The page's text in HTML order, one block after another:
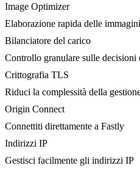
Image Optimizer
Elaborazione rapida delle
Bilanciatore del carico
Controllo granulare sulle decisioni
Crittografia TLS
Riduci la complessità della
Origin Connect
Connettiti direttamente a Fastly
Indirizzi IP
Gestisci facilmente gli indirizzi IP